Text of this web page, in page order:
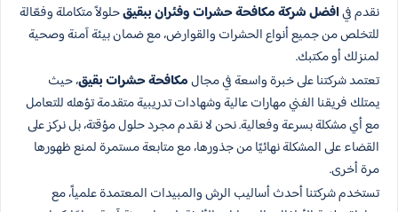
نقدم فيافضل شركة مكافحة حشرات وفئران ببقيقحلولاً متكاملة وفعّالة
للتخلص من جميع أنواع الحشرات والقوارض، مع ضمان بيئة آمنة وصحية
لمنزلك أو مكتبك.
تعتمد شركتنا على خبرة واسعة في مجالمكافحة حشرات بقيق، حيث
يمتلك فريقنا الفني مهارات عالية وشهادات تدريبية متقدمة تؤهله للتعامل
مع أي مشكلة بسرعة وفعالية. نحن لا نقدم مجرد حلول مؤقتة، بل نركز على
القضاء على المشكلة نهائيًا من جذورها، مع متابعة مستمرة لمنع ظهورها
مرة أخرى.
تستخدم شركتنا أحدث أساليب الرش والمبيدات المعتمدة علمياً، مع